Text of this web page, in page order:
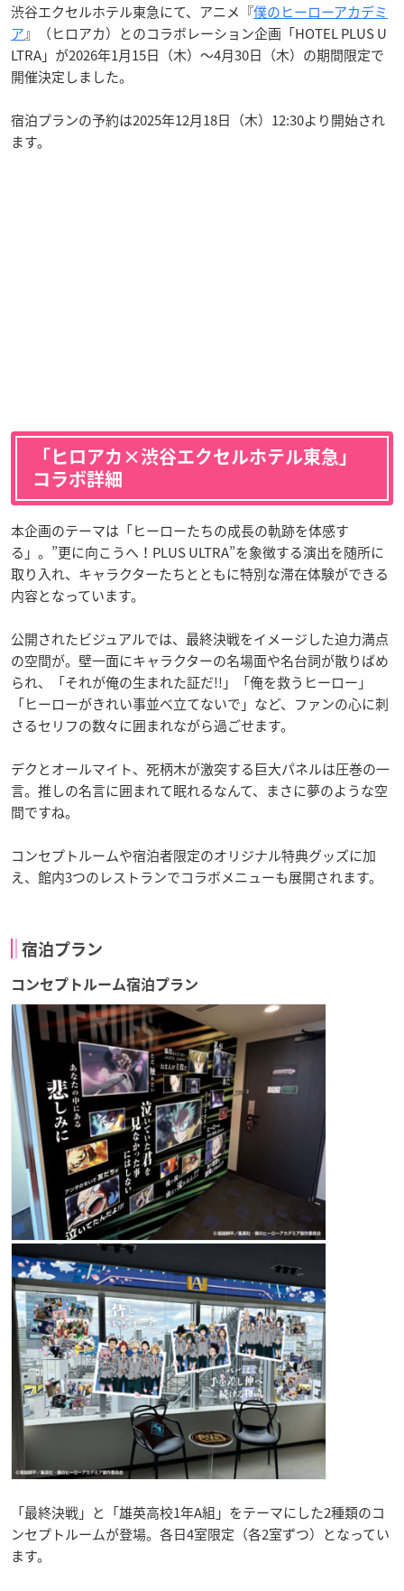
渋谷エクセルホテル東急にて、アニメ『僕のヒーローアカデミ
ア』（ヒロアカ）とのコラボレーション企画「HOTEL PLUS U
LTRA」が2026年1月15日（木）〜4月30日（木）の期間限定で
開催決定しました。
宿泊プランの予約は2025年12月18日（木）12:30より開始され
ます。
「ヒロアカ×渋谷エクセルホテル東急」
コラボ詳細
本企画のテーマは「ヒーローたちの成長の軌跡を体感す
る」。”更に向こうへ！PLUS ULTRA”を象徴する演出を随所に
取り入れ、キャラクターたちとともに特別な滞在体験ができる
内容となっています。
公開されたビジュアルでは、最終決戦をイメージした迫力満点
の空間が。壁一面にキャラクターの名場面や名台詞が散りばめ
られ、「それが俺の生まれた証だ!!」「俺を救うヒーロー」
「ヒーローがきれい事並べ立てないで」など、ファンの心に刺
さるセリフの数々に囲まれながら過ごせます。
デクとオールマイト、死柄木が激突する巨大パネルは圧巻の一
言。推しの名言に囲まれて眠れるなんて、まさに夢のような空
間ですね。
コンセプトルームや宿泊者限定のオリジナル特典グッズに加
え、館内3つのレストランでコラボメニューも展開されます。
宿泊プラン
コンセプトルーム宿泊プラン
「最終決戦」と「雄英高校1年A組」をテーマにした2種類のコ
ンセプトルームが登場。各日4室限定（各2室ずつ）となってい
ます。